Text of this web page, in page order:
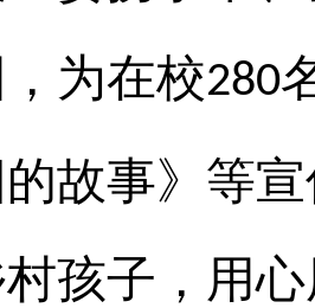
为在校280
故事》等
孩子，用